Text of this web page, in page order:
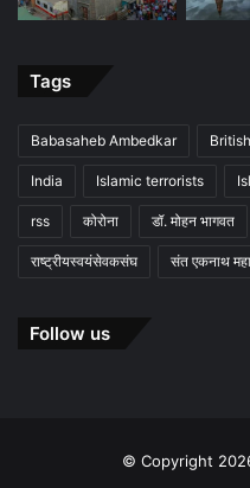
Tags
Babasaheb Ambedkar British
India Islamic terrorists
rss कोरोना डॉ. मोहन भागवत
राष्ट्रीयस्वयंसेवकसंघ संत एकनाथ
Follow us
© Copyright